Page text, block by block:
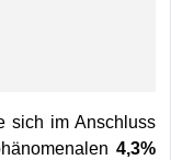
sich im Anschluss
4,3%